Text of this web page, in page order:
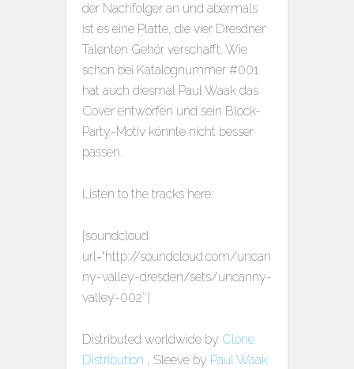
der Nachfolger an und abermals
ist es eine Platte, die vier Dresdner
Talenten Gehör verschafft. Wie
schon bei Katalognummer #001
hat auch diesmal Paul Waak das
Cover entworfen und sein Block-
Party-Motiv könnte nicht besser
passen.
Listen to the tracks here:
[soundcloud
url=“http://soundcloud.com/uncan
ny-valley-dresden/sets/uncanny-
valley-002″]
Distributed worldwide by Clone
Distribution , Sleeve by Paul Waak